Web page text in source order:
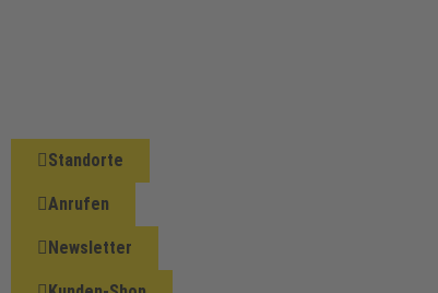
Standorte
Anrufen
Newsletter